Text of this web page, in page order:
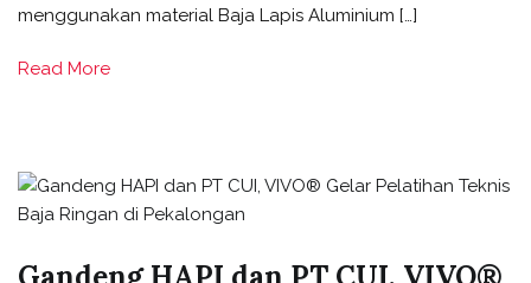
menggunakan material Baja Lapis Aluminium […]
Read More